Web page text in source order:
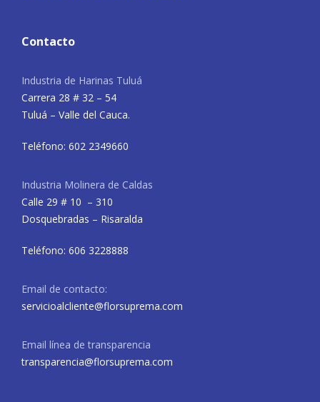
Contacto
Industria de Harinas Tuluá
Carrera 28 # 32 – 54
Tuluá – Valle del Cauca.
Teléfono: 602 2349660
Industria Molinera de Caldas
Calle 29 # 10 – 310
Dosquebradas – Risaralda
Teléfono: 606 3228888
Email de contacto:
servicioalcliente@florsuprema.com
Email línea de transparencia
transparencia@florsuprema.com